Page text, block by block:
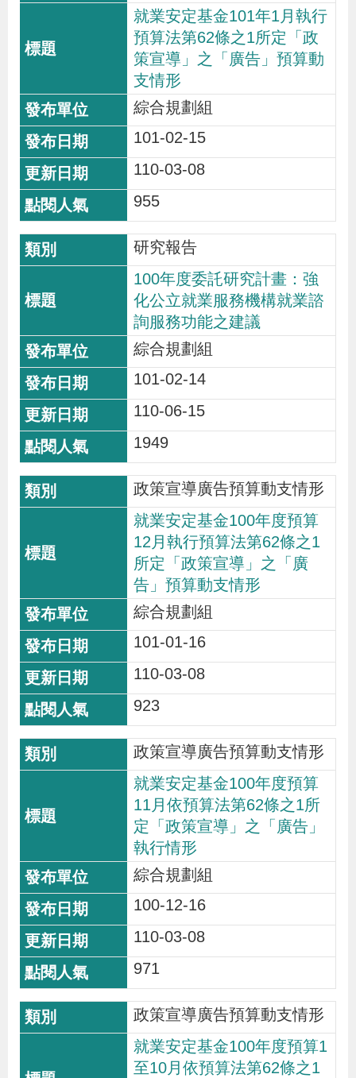
就業安定基金101年1月執行
預算法第62條之1所定「政
策宣導」之「廣告」預算動
支情形
綜合規劃組
101-02-15
110-03-08
955
研究報告
100年度委託研究計畫：強
化公立就業服務機構就業諮
詢服務功能之建議
綜合規劃組
101-02-14
110-06-15
1949
政策宣導廣告預算動支情形
就業安定基金100年度預算
12月執行預算法第62條之1
所定「政策宣導」之「廣
告」預算動支情形
綜合規劃組
101-01-16
110-03-08
923
政策宣導廣告預算動支情形
就業安定基金100年度預算
11月依預算法第62條之1所
定「政策宣導」之「廣告」
執行情形
綜合規劃組
100-12-16
110-03-08
971
政策宣導廣告預算動支情形
就業安定基金100年度預算1
至10月依預算法第62條之1